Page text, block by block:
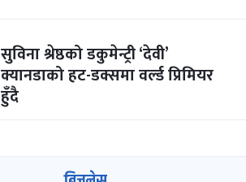
सुविना श्रेष्ठको डकुमेन्ट्री ‘देवी’
क्यानडाको हट-डक्समा वर्ल्ड प्रिमियर
हुँदै